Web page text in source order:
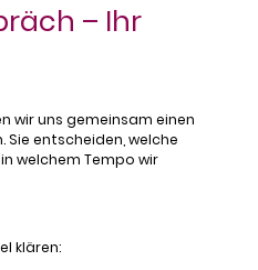
– Ihr
wir uns gemeinsam einen
Sie entscheiden, welche
welchem Tempo wir
klären: